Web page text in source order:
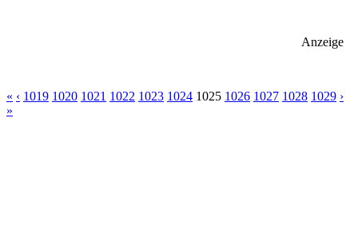
Anzeige
« ‹ 1019 1020 1021 1022 1023 1024 1025 1026 1027 1028 1029 ›
»